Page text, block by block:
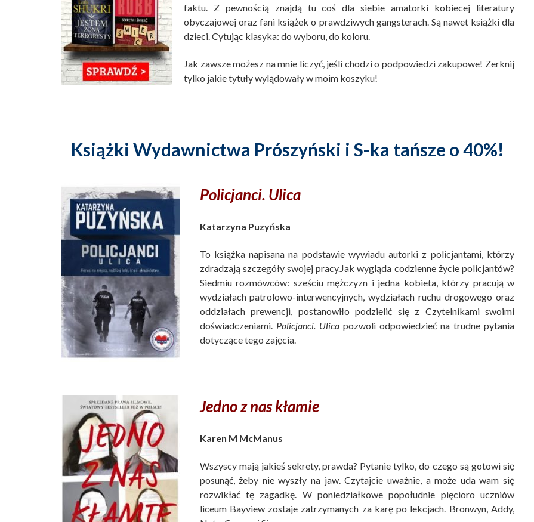
faktu. Z pewnością znajdą tu coś dla siebie amatorki kobiecej literatury
obyczajowej oraz fani książek o prawdziwych gangsterach. Są nawet książki dla
dzieci. Cytując klasyka: do wyboru, do koloru.
Jak zawsze możesz na mnie liczyć, jeśli chodzi o podpowiedzi zakupowe! Zerknij
tylko jakie tytuły wylądowały w moim koszyku!
Książki Wydawnictwa Prószyński i S-ka tańsze o 40%!
Policjanci. Ulica
Katarzyna Puzyńska
To książka napisana na podstawie wywiadu autorki z policjantami, którzy
zdradzają szczegóły swojej pracy.Jak wygląda codzienne życie policjantów?
Siedmiu rozmówców: sześciu mężczyzn i jedna kobieta, którzy pracują w
wydziałach patrolowo-interwencyjnych, wydziałach ruchu drogowego oraz
oddziałach prewencji, postanowiło podzielić się z Czytelnikami swoimi
doświadczeniami. Policjanci. Ulicapozwoli odpowiedzieć na trudne pytania
dotyczące tego zajęcia.
Jedno z nas kłamie
Karen M McManus
Wszyscy mają jakieś sekrety, prawda? Pytanie tylko, do czego są gotowi się
posunąć, żeby nie wyszły na jaw. Czytajcie uważnie, a może uda wam się
rozwikłać tę zagadkę. W poniedziałkowe popołudnie pięcioro uczniów
liceum Bayview zostaje zatrzymanych za karę po lekcjach. Bronwyn, Addy,